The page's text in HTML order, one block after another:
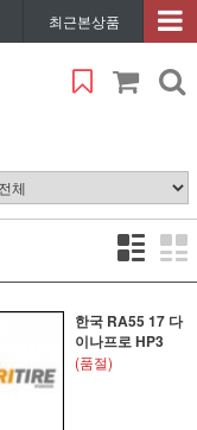
최근본상품
한국 RA55 17 다
이나프로 HP3
(품절)